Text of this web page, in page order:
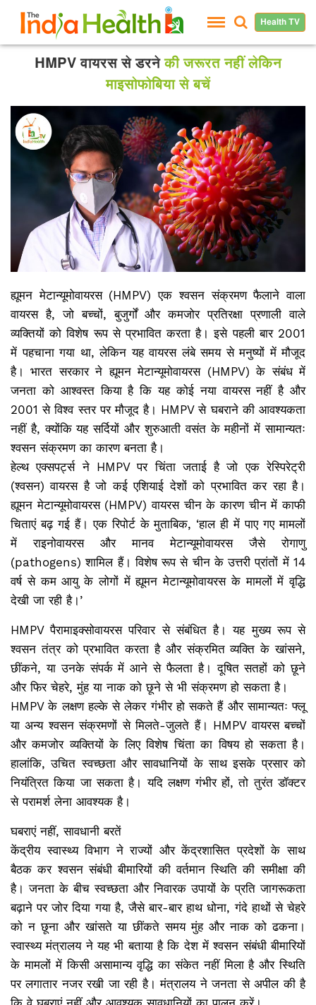
Health TV
HMPV वायरस से डरनेकी जरूरत नहीं लेकिन
माइसोफोबिया से बचें
ह्यूमन मेटान्यूमोवायरस (HMPV) एक श्वसन संक्रमण फैलाने वाला
वायरस है, जो बच्चों, बुजुर्गों और कमजोर प्रतिरक्षा प्रणाली वाले
व्यक्तियों को विशेष रूप से प्रभावित करता है। इसे पहली बार 2001
में पहचाना गया था, लेकिन यह वायरस लंबे समय से मनुष्यों में मौजूद
है। भारत सरकार ने ह्यूमन मेटान्यूमोवायरस (HMPV) के संबंध में
जनता को आश्वस्त किया है कि यह कोई नया वायरस नहीं है और
2001 से विश्व स्तर पर मौजूद है। HMPV से घबराने की आवश्यकता
नहीं है, क्योंकि यह सर्दियों और शुरुआती वसंत के महीनों में सामान्यतः
श्वसन संक्रमण का कारण बनता है।
हेल्थ एक्सपर्ट्स ने HMPV पर चिंता जताई है जो एक रेस्पिरेट्री
(श्वसन) वायरस है जो कई एशियाई देशों को प्रभावित कर रहा है।
ह्यूमन मेटान्यूमोवायरस (HMPV) वायरस चीन के कारण चीन में काफी
चिताएं बढ़ गई हैं। एक रिपोर्ट के मुताबिक, ‘हाल ही में पाए गए मामलों
में राइनोवायरस और मानव मेटान्यूमोवायरस जैसे रोगाणु
(pathogens) शामिल हैं। विशेष रूप से चीन के उत्तरी प्रांतों में 14
वर्ष से कम आयु के लोगों में ह्यूमन मेटान्यूमोवायरस के मामलों में वृद्धि
देखी जा रही है।’
HMPV पैरामाइक्सोवायरस परिवार से संबंधित है। यह मुख्य रूप से
श्वसन तंत्र को प्रभावित करता है और संक्रमित व्यक्ति के खांसने,
छींकने, या उनके संपर्क में आने से फैलता है। दूषित सतहों को छूने
और फिर चेहरे, मुंह या नाक को छूने से भी संक्रमण हो सकता है।
HMPV के लक्षण हल्के से लेकर गंभीर हो सकते हैं और सामान्यतः फ्लू
या अन्य श्वसन संक्रमणों से मिलते-जुलते हैं। HMPV वायरस बच्चों
और कमजोर व्यक्तियों के लिए विशेष चिंता का विषय हो सकता है।
हालांकि, उचित स्वच्छता और सावधानियों के साथ इसके प्रसार को
नियंत्रित किया जा सकता है। यदि लक्षण गंभीर हों, तो तुरंत डॉक्टर
से परामर्श लेना आवश्यक है।
घबराएं नहीं, सावधानी बरतें
केंद्रीय स्वास्थ्य विभाग ने राज्यों और केंद्रशासित प्रदेशों के साथ
बैठक कर श्वसन संबंधी बीमारियों की वर्तमान स्थिति की समीक्षा की
है। जनता के बीच स्वच्छता और निवारक उपायों के प्रति जागरूकता
बढ़ाने पर जोर दिया गया है, जैसे बार-बार हाथ धोना, गंदे हाथों से चेहरे
को न छूना और खांसते या छींकते समय मुंह और नाक को ढकना।
स्वास्थ्य मंत्रालय ने यह भी बताया है कि देश में श्वसन संबंधी बीमारियों
के मामलों में किसी असामान्य वृद्धि का संकेत नहीं मिला है और स्थिति
पर लगातार नजर रखी जा रही है। मंत्रालय ने जनता से अपील की है